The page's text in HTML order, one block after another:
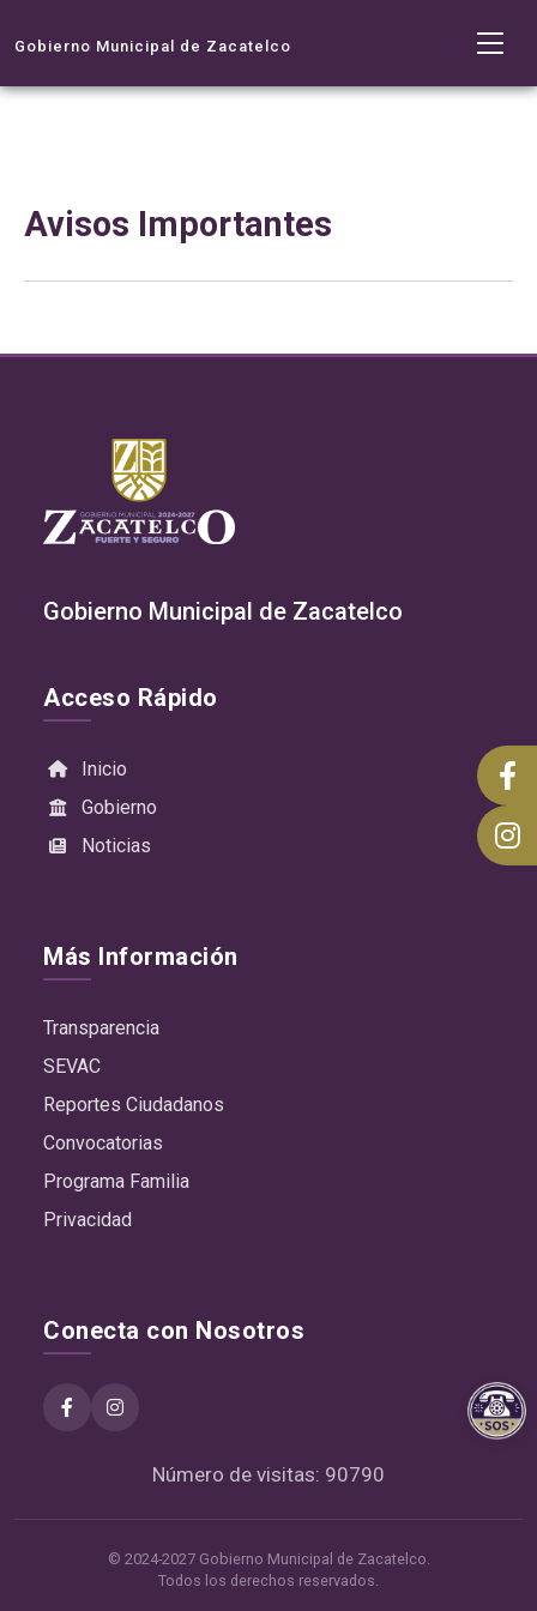
Gobierno Municipal de Zacatelco
Avisos Importantes
Gobierno Municipal de Zacatelco
Acceso Rápido
Inicio
Gobierno
Noticias
Más Información
Transparencia
SEVAC
Reportes Ciudadanos
Convocatorias
Programa Familia
Privacidad
Conecta con Nosotros
Número de visitas: 90790
© 2024-2027 Gobierno Municipal de Zacatelco.
Todos los derechos reservados.